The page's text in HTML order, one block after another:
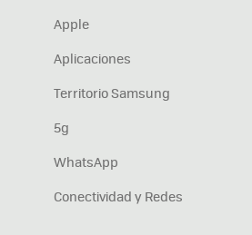
Apple
Aplicaciones
Territorio Samsung
5g
WhatsApp
Conectividad y Redes